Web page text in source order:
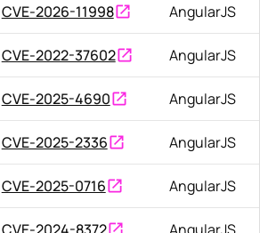
CVE-2026-11998 AngularJS
CVE-2022-37602 AngularJS
CVE-2025-4690 AngularJS
CVE-2025-2336 AngularJS
CVE-2025-0716 AngularJS
CVE-2024-8372 AngularJS